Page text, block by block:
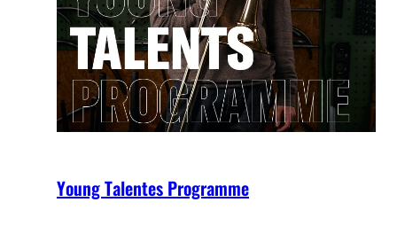
Young Talentes Programme